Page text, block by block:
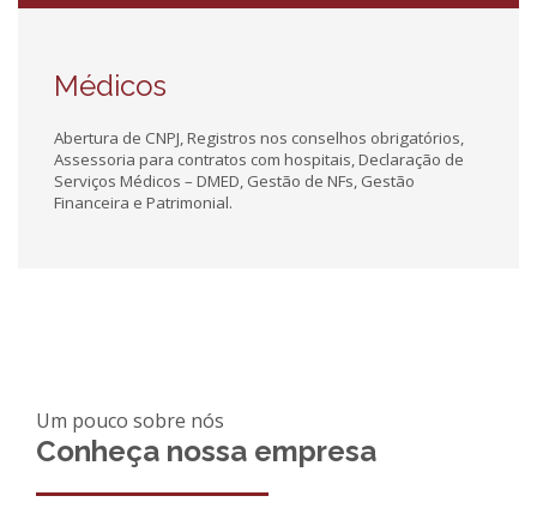
Médicos
Abertura de CNPJ, Registros nos conselhos obrigatórios,
Assessoria para contratos com hospitais, Declaração de
Serviços Médicos – DMED, Gestão de NFs, Gestão
Financeira e Patrimonial.
Um pouco sobre nós
Conheça nossa empresa